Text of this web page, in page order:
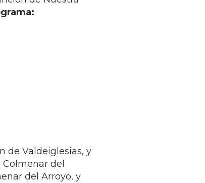
de Valdeiglesias, y
del
del Arroyo, y